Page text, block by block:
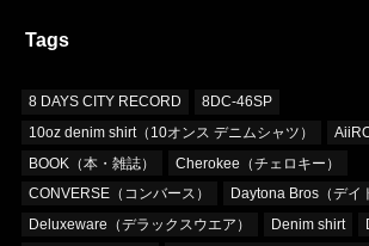
Tags
8 DAYS CITY RECORD
8DC-46SP
10oz denim shirt（10オンス デニムシャツ）
BOOK（本・雑誌）
Cherokee（チェロキー）
CONVERSE（コンバース）
Daytona Bros（デイ
Deluxeware（デラックスウエア）
Denim shirt